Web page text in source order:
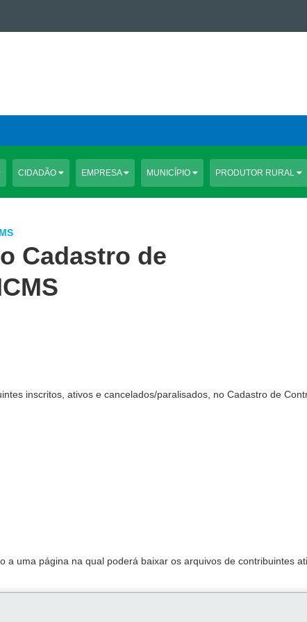
CIDADÃO EMPRESA MUNICÍPIO PRODUTOR RURAL
Cadastro de
inscritos, ativos e cancelados/paralisados, no Cadastro de
a uma página na qual poderá baixar os arquivos de contribuintes